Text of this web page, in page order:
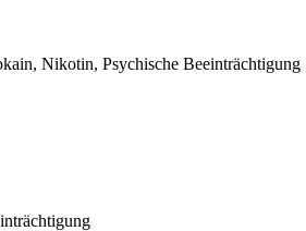
Nikotin, Psychische Beeinträchtigung